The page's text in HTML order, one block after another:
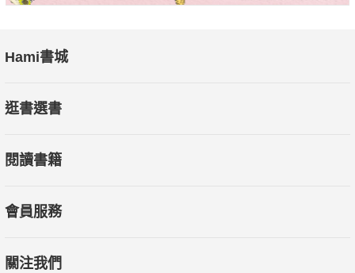
Hami書城
逛書選書
閱讀書籍
會員服務
關注我們